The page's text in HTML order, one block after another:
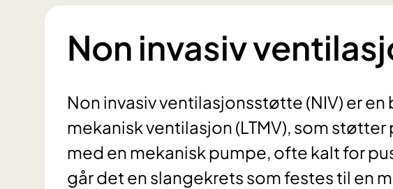
Non invasiv
Non invasiv ventilasjonsstøtte (NIV) er
mekanisk ventilasjon (LTMV), som
med en mekanisk pumpe, ofte kalt for
går det en slangekrets som festes til en